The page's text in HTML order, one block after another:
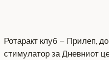
Ротаракт клуб – Прилеп,
стимулатор за Дневниот